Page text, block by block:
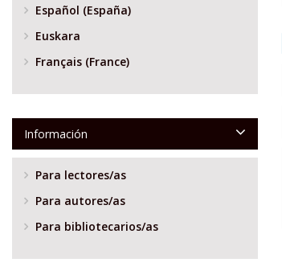
Español (España)
Euskara
Français (France)
Información
Para lectores/as
Para autores/as
Para bibliotecarios/as